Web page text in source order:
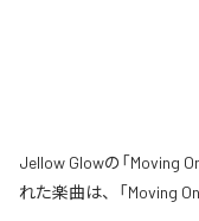
Jellow Glowの「Moving
れた楽曲は、「Moving